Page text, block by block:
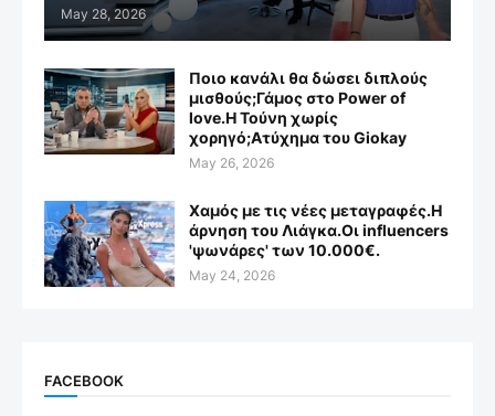
May 28, 2026
Ποιο κανάλι θα δώσει διπλούς
μισθούς;Γάμος στο Power of
love.Η Τούνη χωρίς
χορηγό;Aτύχημα του Giokay
May 26, 2026
Χαμός με τις νέες μεταγραφές.Η
άρνηση του Λιάγκα.Οι influencers
'ψωνάρες' των 10.000€.
May 24, 2026
FACEBOOK